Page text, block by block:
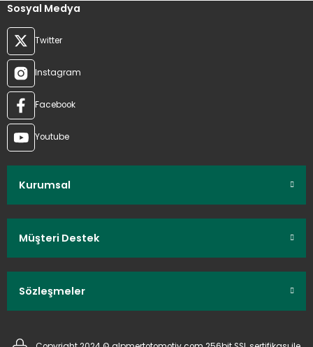
Sosyal Medya
Twitter
Instagram
Facebook
Youtube
Kurumsal
Müşteri Destek
Sözleşmeler